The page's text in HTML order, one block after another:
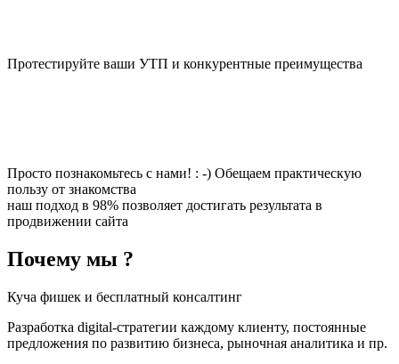
Протестируйте ваши УТП и конкурентные преимущества
Просто познакомьтесь с нами! : -) Обещаем практическую
пользу от знакомства
наш подход в 98% позволяет достигать результата в
продвижении сайта
Почему мы ?
Куча фишек и бесплатный консалтинг
Разработка digital-стратегии каждому клиенту, постоянные
предложения по развитию бизнеса, рыночная аналитика и пр.